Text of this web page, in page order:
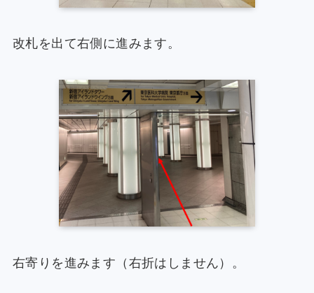
改札を出て右側に進みます。
右寄りを進みます（右折はしません）。